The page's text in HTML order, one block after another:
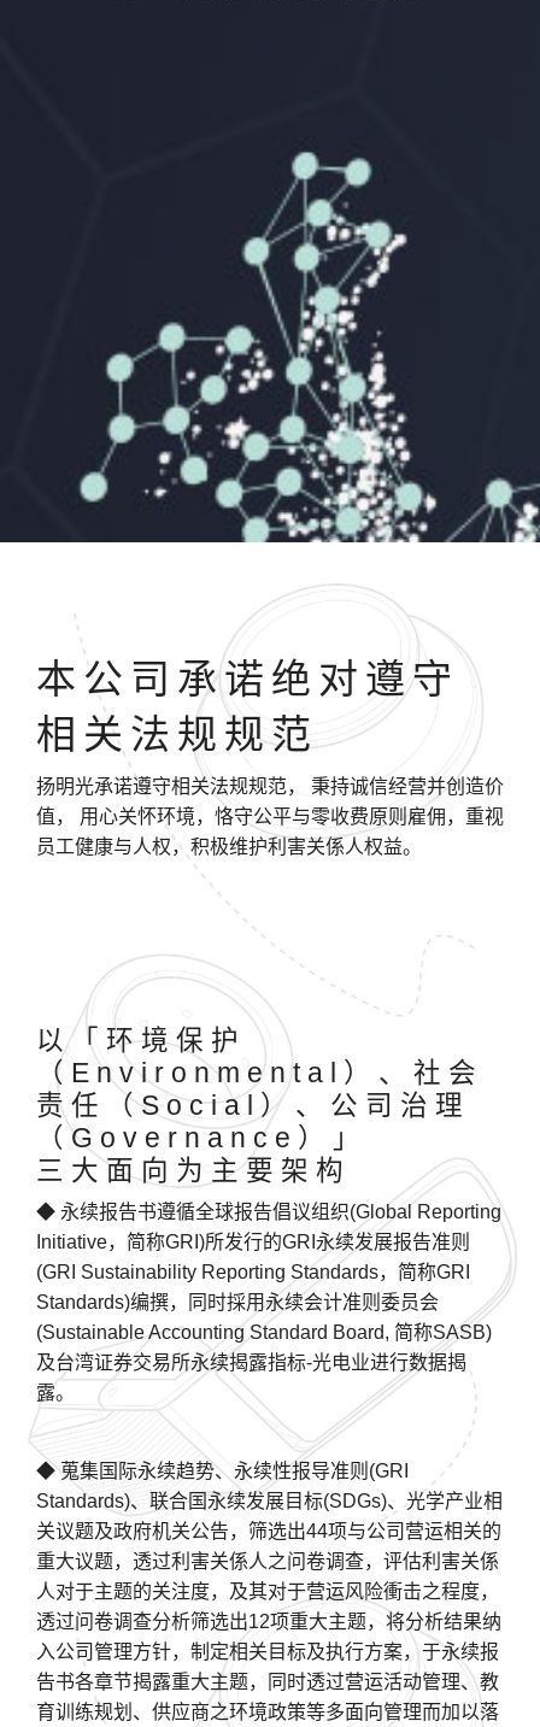
本公司承诺绝对遵守
相关法规规范
扬明光承诺遵守相关法规规范， 秉持诚信经营并创造价
值， 用心关怀环境，恪守公平与零收费原则雇佣，重视
员工健康与人权，积极维护利害关係人权益。
以「环境保护
（Environmental）、社会
责任（Social）、公司治理
（Governance）」
三大面向为主要架构
◆ 永续报告书遵循全球报告倡议组织(Global Reporting
Initiative，简称GRI)所发行的GRI永续发展报告准则
(GRI Sustainability Reporting Standards，简称GRI
Standards)编撰，同时採用永续会计准则委员会
(Sustainable Accounting Standard Board, 简称SASB)
及台湾证券交易所永续揭露指标-光电业进行数据揭
露。
◆ 蒐集国际永续趋势、永续性报导准则(GRI
Standards)、联合国永续发展目标(SDGs)、光学产业相
关议题及政府机关公告，筛选出44项与公司营运相关的
重大议题，透过利害关係人之问卷调查，评估利害关係
人对于主题的关注度，及其对于营运风险衝击之程度，
透过问卷调查分析筛选出12项重大主题，将分析结果纳
入公司管理方针，制定相关目标及执行方案，于永续报
告书各章节揭露重大主题，同时透过营运活动管理、教
育训练规划、供应商之环境政策等多面向管理而加以落